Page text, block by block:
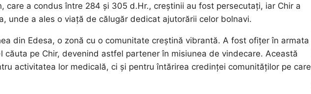
care a condus între 284 și 305 d.Hr., creștinii au fost persecutați, iar Chir a
unde a ales o viață de călugăr dedicat ajutorării celor bolnavi.
din Edesa, o zonă cu o comunitate creștină vibrantă. A fost ofițer în armata
pe Chir, devenind astfel partener în misiunea de vindecare. Această
activitatea lor medicală, ci și pentru întărirea credinței comunităților pe care